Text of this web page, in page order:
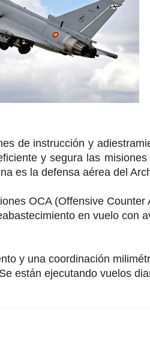
de instrucción y
y segura las
es la defensa aérea del
OCA (Offensive Counter
en vuelo con
y una coordinación
están ejecutando vuelos